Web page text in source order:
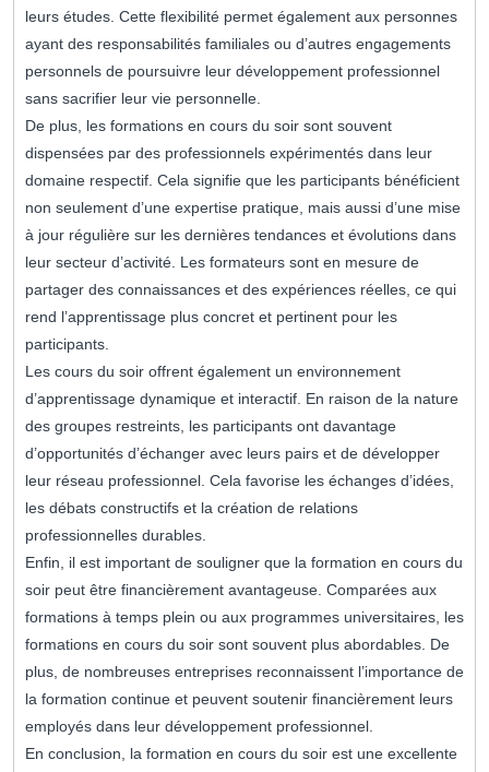
leurs études. Cette flexibilité permet également aux personnes
ayant des responsabilités familiales ou d’autres engagements
personnels de poursuivre leur développement professionnel
sans sacrifier leur vie personnelle.
De plus, les formations en cours du soir sont souvent
dispensées par des professionnels expérimentés dans leur
domaine respectif. Cela signifie que les participants bénéficient
non seulement d’une expertise pratique, mais aussi d’une mise
à jour régulière sur les dernières tendances et évolutions dans
leur secteur d’activité. Les formateurs sont en mesure de
partager des connaissances et des expériences réelles, ce qui
rend l’apprentissage plus concret et pertinent pour les
participants.
Les cours du soir offrent également un environnement
d’apprentissage dynamique et interactif. En raison de la nature
des groupes restreints, les participants ont davantage
d’opportunités d’échanger avec leurs pairs et de développer
leur réseau professionnel. Cela favorise les échanges d’idées,
les débats constructifs et la création de relations
professionnelles durables.
Enfin, il est important de souligner que la formation en cours du
soir peut être financièrement avantageuse. Comparées aux
formations à temps plein ou aux programmes universitaires, les
formations en cours du soir sont souvent plus abordables. De
plus, de nombreuses entreprises reconnaissent l’importance de
la formation continue et peuvent soutenir financièrement leurs
employés dans leur développement professionnel.
En conclusion, la formation en cours du soir est une excellente